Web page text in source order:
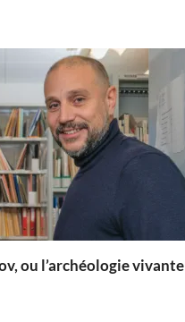
ou l’archéologie vivante